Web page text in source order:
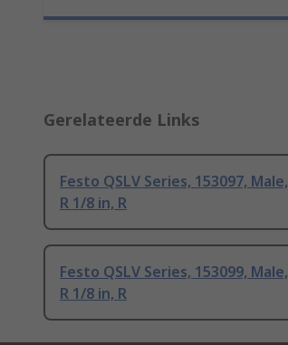
Gerelateerde Links
Festo QSLV Series, 153097, Male,
R 1/8 in, R
Festo QSLV Series, 153099, Male,
R 1/8 in, R